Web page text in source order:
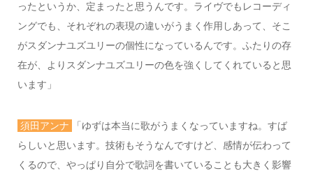
ったというか、定まったと思うんです。ライヴでもレコーディ
ングでも、それぞれの表現の違いがうまく作用しあって、そこ
がスダンナユズユリーの個性になっているんです。ふたりの存
在が、よりスダンナユズユリーの色を強くしてくれていると思
います」
須田アンナ
「ゆずは本当に歌がうまくなっていますね。すば
らしいと思います。技術もそうなんですけど、感情が伝わって
くるので、やっぱり自分で歌詞を書いていることも大きく影響